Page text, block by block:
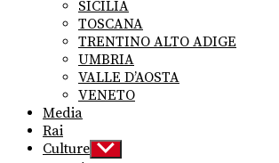
SICILIA
TOSCANA
TRENTINO ALTO ADIGE
UMBRIA
VALLE D’AOSTA
VENETO
Media
Rai
Culture Show